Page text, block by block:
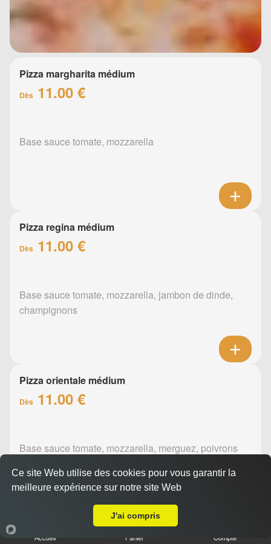
Pizza margharita médium
Dès 11.00 €
Base sauce tomate, mozzarella
Pizza regina médium
Dès 11.00 €
Base sauce tomate, mozzarella, jambon de dinde,
champignons
Pizza orientale médium
Dès 11.00 €
Base sauce tomate, mozzarella, merguez, poivrons
Accueil Panier Compte
Ce site Web utilise des cookies pour vous garantir la
meilleure expérience sur notre site Web
J'ai compris